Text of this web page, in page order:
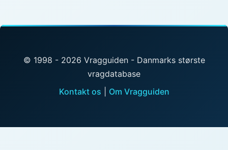
© 1998 - 2026 Vragguiden - Danmarks største
vragdatabase
Kontakt os
Om Vragguiden